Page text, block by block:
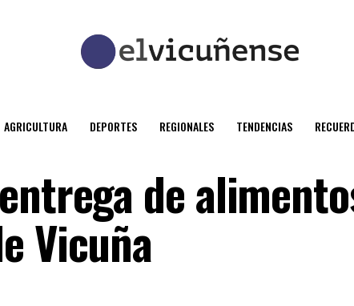
AGRICULTURA DEPORTES REGIONALES TENDENCIAS
de
Vicuña